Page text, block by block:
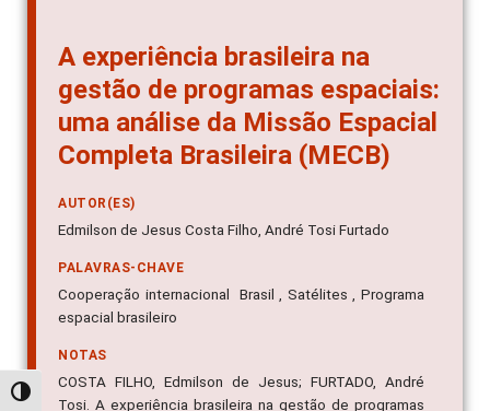
Alternar alto contraste
A experiência brasileira na
gestão de programas espaciais:
uma análise da Missão Espacial
Completa Brasileira (MECB)
AUTOR(ES)
Edmilson de Jesus Costa Filho, André Tosi Furtado
PALAVRAS-CHAVE
Cooperação internacional  Brasil , Satélites , Programa
espacial brasileiro
NOTAS
COSTA FILHO, Edmilson de Jesus; FURTADO, André
Tosi. A experiência brasileira na gestão de programas